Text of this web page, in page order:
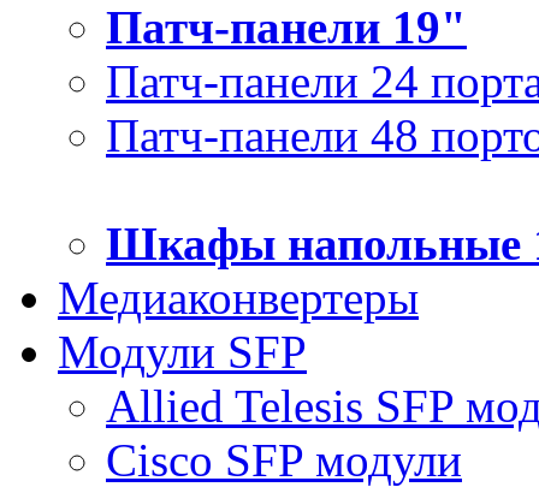
Патч-панели 19"
Патч-панели 24
Патч-панели 48
Шкафы напольные
Медиаконвертеры
Модули SFP
Allied Telesis SFP
Cisco SFP модули